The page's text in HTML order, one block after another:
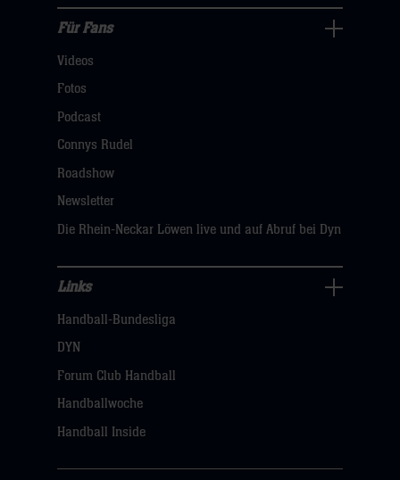
hier
Fans
Navigation
öffnen,
dann
hier
Für Fans
Videos
Fotos
Podcast
Connys Rudel
Roadshow
Newsletter
Die Rhein-Neckar Löwen live und auf Abruf bei Dyn
Navigation
öffnen,
dann
klicken
Links
Handball-Bundesliga
DYN
Forum Club Handball
Handballwoche
Handball Inside